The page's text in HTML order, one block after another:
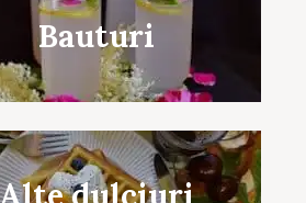
Bauturi